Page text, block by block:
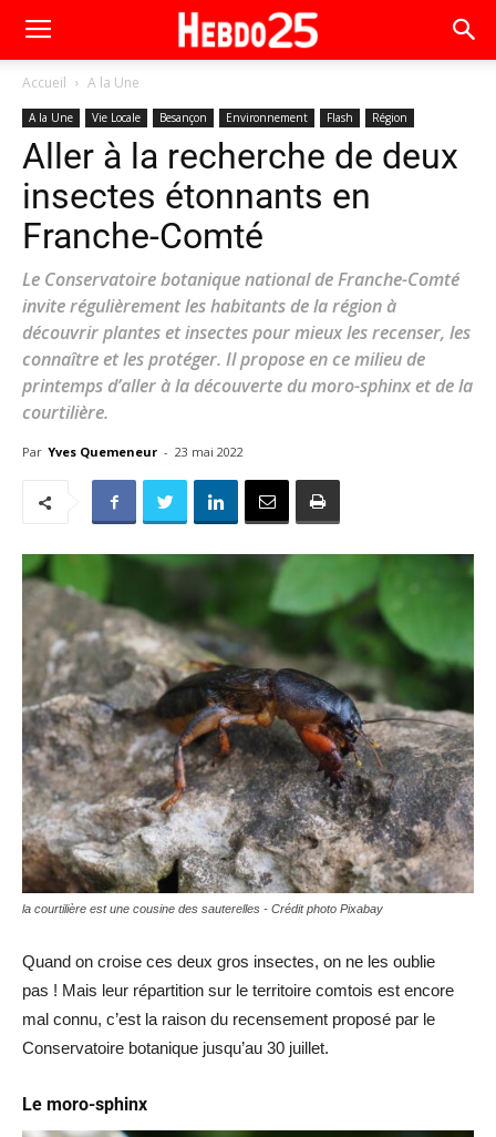
Accueil A la Une
A la Une Vie Locale Besançon Environnement Flash Région
Aller à la recherche de deux
insectes étonnants en
Franche-Comté
Le Conservatoire botanique national de Franche-Comté
invite régulièrement les habitants de la région à
découvrir plantes et insectes pour mieux les recenser, les
connaître et les protéger. Il propose en ce milieu de
printemps d’aller à la découverte du moro-sphinx et de la
courtilière.
Par Yves Quemeneur - 23 mai 2022
la courtilière est une cousine des sauterelles - Crédit photo Pixabay
Quand on croise ces deux gros insectes, on ne les oublie
pas ! Mais leur répartition sur le territoire comtois est encore
mal connu, c’est la raison du recensement proposé par le
Conservatoire botanique jusqu’au 30 juillet.
Le moro-sphinx